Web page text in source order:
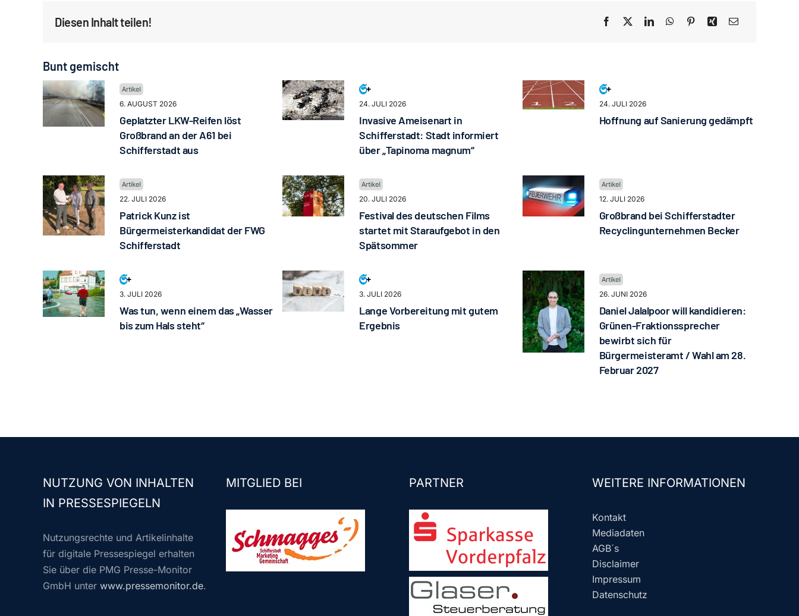
Diesen Inhalt teilen!
Bunt gemischt
6. AUGUST 2026
Geplatzter LKW-Reifen löst
Großbrand an der A61 bei
Schifferstadt aus
24. JULI 2026
Invasive Ameisenart in
Schifferstadt: Stadt informiert
über „Tapinoma magnum“
24. JULI 2026
Hoffnung auf Sanierung gedämpft
22. JULI 2026
Patrick Kunz ist
Bürgermeisterkandidat der FWG
Schifferstadt
20. JULI 2026
Festival des deutschen Films
startet mit Staraufgebot in den
Spätsommer
12. JULI 2026
Großbrand bei Schifferstadter
Recyclingunternehmen Becker
3. JULI 2026
Was tun, wenn einem das „Wasser
bis zum Hals steht“
3. JULI 2026
Lange Vorbereitung mit gutem
Ergebnis
26. JUNI 2026
Daniel Jalalpoor will kandidieren:
Grünen-Fraktionssprecher
bewirbt sich für
Bürgermeisteramt / Wahl am 28.
Februar 2027
NUTZUNG VON INHALTEN
IN PRESSESPIEGELN
Nutzungsrechte und Artikelinhalte
für digitale Pressespiegel erhalten
Sie über die PMG Presse-Monitor
GmbH unter www.pressemonitor.de.
MITGLIED BEI PARTNER WEITERE INFORMATIONEN
Kontakt
Mediadaten
AGB´s
Disclaimer
Impressum
Datenschutz